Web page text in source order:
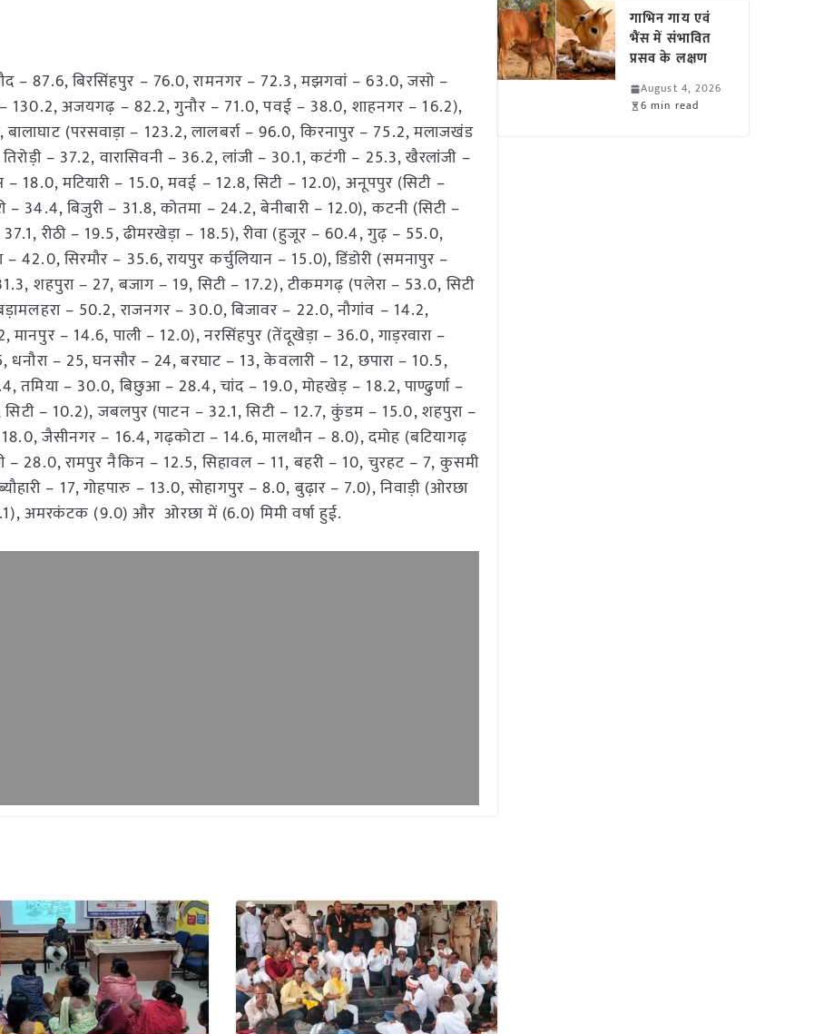
– 87.6, बिरसिंहपुर – 76.0, रामनगर – 72.3, मझगवां – 63.0, जसो –
– 130.2, अजयगढ़ – 82.2, गुनौर – 71.0, पवई – 38.0, शाहनगर – 16.2),
(परसवाड़ा – 123.2, लालबर्रा – 96.0, किरनापुर – 75.2, मलाजखंड
– 37.2, वारासिवनी – 36.2, लांजी – 30.1, कटंगी – 25.3, खैरलांजी –
18.0, मटियारी – 15.0, मवई – 12.8, सिटी – 12.0), अनूपपुर (सिटी –
बिजुरी – 31.8, कोतमा – 24.2, बेनीबारी – 12.0), कटनी (सिटी –
रीठी – 19.5, ढीमरखेड़ा – 18.5), रीवा (हुजूर – 60.4, गुढ़ – 55.0,
सिरमौर – 35.6, रायपुर कर्चुलियान – 15.0), डिंडोरी (समनापुर –
शहपुरा – 27, बजाग – 19, सिटी – 17.2), टीकमगढ़ (पलेरा – 53.0, सिटी
– 50.2, राजनगर – 30.0, बिजावर – 22.0, नौगांव – 14.2,
– 14.6, पाली – 12.0), नरसिंहपुर (तेंदूखेड़ा – 36.0, गाड़रवारा –
– 25, घनसौर – 24, बरघाट – 13, केवलारी – 12, छपारा – 10.5,
तमिया – 30.0, बिछुआ – 28.4, चांद – 19.0, मोहखेड़ – 18.2, पाण्ढुर्णा –
सिटी – 10.2), जबलपुर (पाटन – 32.1, सिटी – 12.7, कुंडम – 15.0, शहपुरा –
जैसीनगर – 16.4, गढ़कोटा – 14.6, मालथौन – 8.0), दमोह (बटियागढ़
– 28.0, रामपुर नैकिन – 12.5, सिहावल – 11, बहरी – 10, चुरहट – 7, कुसमी
– 17, गोहपारु – 13.0, सोहागपुर – 8.0, बुढ़ार – 7.0), निवाड़ी (ओरछा
अमरकंटक (9.0) और ओरछा में (6.0) मिमी वर्षा हुई.
गाभिन गाय एवं
भैंस में संभावित
प्रसव के लक्षण
August 4, 2026
6 min read